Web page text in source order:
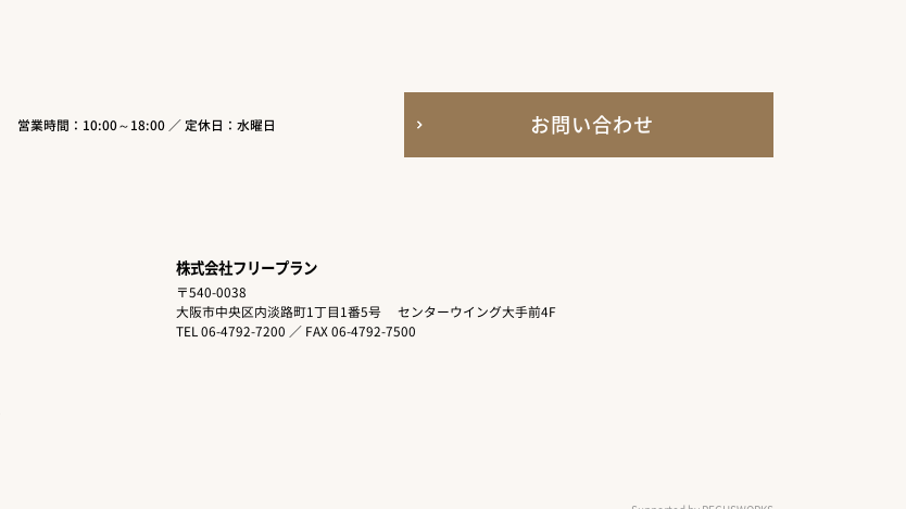
営業時間：10:00～18:00 ／ 定休日：水曜日 お問い合わせ
株式会社フリープラン
〒540-0038
大阪市中央区内淡路町1丁目1番5号
センターウイング大手前4F
TEL 06-4792-7200 ／ FAX 06-4792-7500